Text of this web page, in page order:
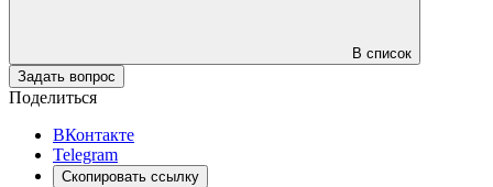
В список
Задать вопрос
Поделиться
ВКонтакте
Telegram
Скопировать ссылку